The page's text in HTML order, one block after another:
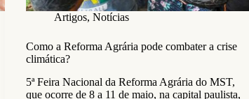
Artigos,Notícias
Como a Reforma Agrária pode combater a crise
climática?
5ª Feira Nacional da Reforma Agrária do MST,
que ocorre de 8 a 11 de maio, na capital paulista,